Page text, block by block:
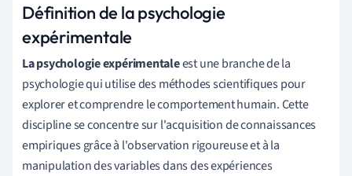
Définition de la psychologie
expérimentale
La psychologie expérimentaleest une branche de la
psychologie qui utilise des méthodes scientifiques pour
explorer et comprendre le comportement humain. Cette
discipline se concentre sur l'acquisition de connaissances
empiriques grâce à l'observation rigoureuse et à la
manipulation des variables dans des expériences